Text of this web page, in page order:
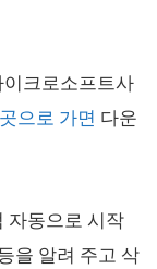
크로소프트사
으로 가면 다운
자동으로 시작
을 알려 주고 삭